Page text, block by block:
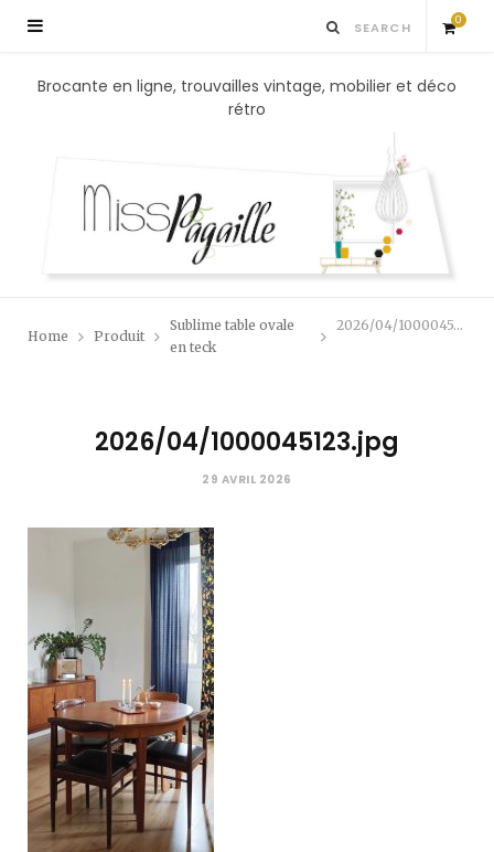
0
S
p
Brocante en ligne, trouvailles vintage, mobilier et déco
rétro
Home Produit
Sublime table ovale
en teck
2026/04/1000045123.jpg
2026/04/1000045123.jpg
29 AVRIL 2026